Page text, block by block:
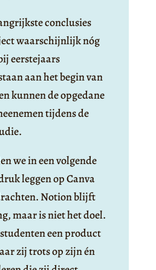
conclusies
waarschijnlijk nóg
eerstejaars
aan het begin van
kunnen de opgedane
tijdens de
we in een volgende
leggen op Canva
Notion blijft
maar is niet het doel.
een product
zij trots op zijn én